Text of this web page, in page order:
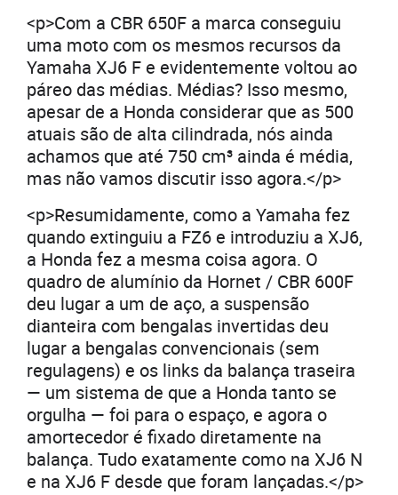
<p>Com a CBR 650F a marca conseguiu
uma moto com os mesmos recursos da
Yamaha XJ6 F e evidentemente voltou ao
páreo das médias. Médias? Isso mesmo,
apesar de a Honda considerar que as 500
atuais são de alta cilindrada, nós ainda
achamos que até 750 cm³ ainda é média,
mas não vamos discutir isso agora.</p>
<p>Resumidamente, como a Yamaha fez
quando extinguiu a FZ6 e introduziu a XJ6,
a Honda fez a mesma coisa agora. O
quadro de alumínio da Hornet / CBR 600F
deu lugar a um de aço, a suspensão
dianteira com bengalas invertidas deu
lugar a bengalas convencionais (sem
regulagens) e os links da balança traseira
— um sistema de que a Honda tanto se
orgulha — foi para o espaço, e agora o
amortecedor é fixado diretamente na
balança. Tudo exatamente como na XJ6 N
e na XJ6 F desde que foram lançadas.</p>